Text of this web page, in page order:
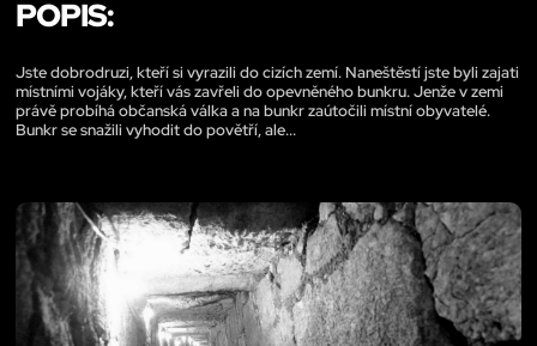
POPIS:
Jste dobrodruzi, kteří si vyrazili do cizích zemí. Naneštěstí jste byli zajati
místními vojáky, kteří vás zavřeli do opevněného bunkru. Jenže v zemi
právě probíhá občanská válka a na bunkr zaútočili místní obyvatelé.
Bunkr se snažili vyhodit do povětří, ale...